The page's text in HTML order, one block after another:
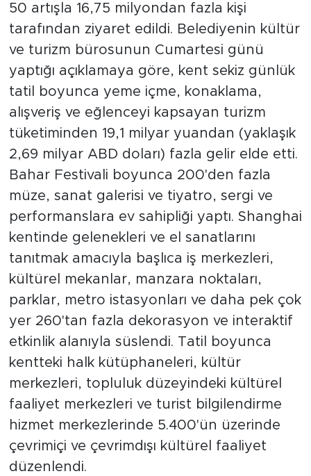
50 artışla 16,75 milyondan fazla kişi
tarafından ziyaret edildi. Belediyenin kültür
ve turizm bürosunun Cumartesi günü
yaptığı açıklamaya göre, kent sekiz günlük
tatil boyunca yeme içme, konaklama,
alışveriş ve eğlenceyi kapsayan turizm
tüketiminden 19,1 milyar yuandan (yaklaşık
2,69 milyar ABD doları) fazla gelir elde etti.
Bahar Festivali boyunca 200'den fazla
müze, sanat galerisi ve tiyatro, sergi ve
performanslara ev sahipliği yaptı. Shanghai
kentinde gelenekleri ve el sanatlarını
tanıtmak amacıyla başlıca iş merkezleri,
kültürel mekanlar, manzara noktaları,
parklar, metro istasyonları ve daha pek çok
yer 260'tan fazla dekorasyon ve interaktif
etkinlik alanıyla süslendi. Tatil boyunca
kentteki halk kütüphaneleri, kültür
merkezleri, topluluk düzeyindeki kültürel
faaliyet merkezleri ve turist bilgilendirme
hizmet merkezlerinde 5.400'ün üzerinde
çevrimiçi ve çevrimdışı kültürel faaliyet
düzenlendi.